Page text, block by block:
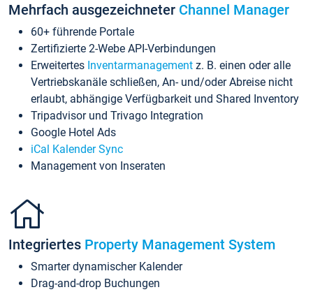
Mehrfach ausgezeichneter Channel Manager
60+ führende Portale
Zertifizierte 2-Webe API-Verbindungen
Erweitertes Inventarmanagement z. B. einen oder alle
Vertriebskanäle schließen, An- und/oder Abreise nicht
erlaubt, abhängige Verfügbarkeit und Shared Inventory
Tripadvisor und Trivago Integration
Google Hotel Ads
iCal Kalender Sync
Management von Inseraten
Integriertes Property Management System
Smarter dynamischer Kalender
Drag-and-drop Buchungen